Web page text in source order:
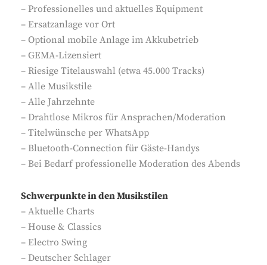
– Professionelles und aktuelles Equipment
– Ersatzanlage vor Ort
– Optional mobile Anlage im Akkubetrieb
– GEMA-Lizensiert
– Riesige Titelauswahl (etwa 45.000 Tracks)
– Alle Musikstile
– Alle Jahrzehnte
– Drahtlose Mikros für Ansprachen/Moderation
– Titelwünsche per WhatsApp
– Bluetooth-Connection für Gäste-Handys
– Bei Bedarf professionelle Moderation des Abends
Schwerpunkte in den Musikstilen
– Aktuelle Charts
– House & Classics
– Electro Swing
– Deutscher Schlager